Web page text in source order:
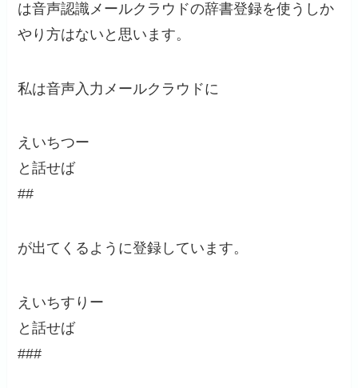
は音声認識メールクラウドの辞書登録を使うしか
やり方はないと思います。
私は音声入力メールクラウドに
えいちつー
と話せば
##
が出てくるように登録しています。
えいちすりー
と話せば
###